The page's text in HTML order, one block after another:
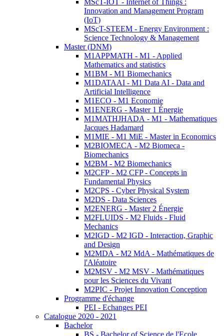
MScT-IOT - Internet of Things :
Innovation and Management Program
(IoT)
MScT-STEEM - Energy Environment :
Science Technology & Management
Master (DNM)
M1APPMATH - M1 - Applied
Mathematics and statistics
M1BM - M1 Biomechanics
M1DATAAI - M1 Data AI - Data and
Artificial Intelligence
M1ECO - M1 Economie
M1ENERG - Master 1 Énergie
M1MATHJHADA - M1 - Mathematiques
Jacques Hadamard
M1MIE - M1 MiE - Master in Economics
M2BIOMECA - M2 Biomeca -
Biomechanics
M2BM - M2 Biomechanics
M2CFP - M2 CFP - Concepts in
Fundamental Physics
M2CPS - Cyber Physical System
M2DS - Data Sciences
M2ENERG - Master 2 Énergie
M2FLUIDS - M2 Fluids - Fluid
Mechanics
M2IGD - M2 IGD - Interaction, Graphic
and Design
M2MDA - M2 MdA - Mathématiques de
l'Aléatoire
M2MSV - M2 MSV - Mathématiques
pour les Sciences du Vivant
M2PIC - Projet Innovation Conception
Programme d'échange
PEI - Echanges PEI
Catalogue 2020 - 2021
Bachelor
BS - Bachelor of Science de l'Ecole